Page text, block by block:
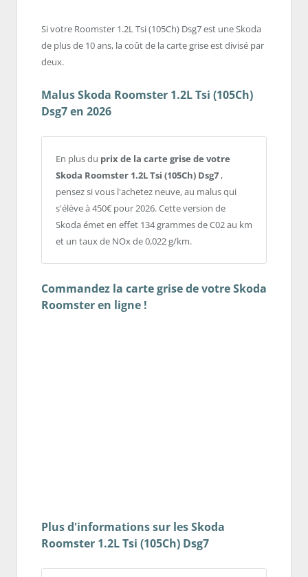
Si votre Roomster 1.2L Tsi (105Ch) Dsg7 est une Skoda
de plus de 10 ans, la coût de la carte grise est divisé par
deux.
Malus Skoda Roomster 1.2L Tsi (105Ch)
Dsg7 en 2026
En plus du prix de la carte grise de votre
Skoda Roomster 1.2L Tsi (105Ch) Dsg7 ,
pensez si vous l'achetez neuve, au malus qui
s'élève à 450€ pour 2026. Cette version de
Skoda émet en effet 134 grammes de C02 au km
et un taux de NOx de 0,022 g/km.
Commandez la carte grise de votre Skoda
Roomster en ligne !
Plus d'informations sur les Skoda
Roomster 1.2L Tsi (105Ch) Dsg7